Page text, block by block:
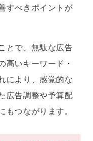
すべきポイントが
とで、無駄な広告
高いキーワード・
により、感覚的な
広告調整や予算配
つながります。